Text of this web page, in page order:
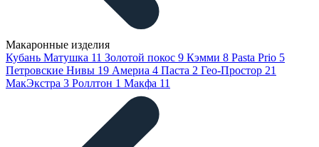
Макаронные изделия
Кубань Матушка 11 Золотой покос 9 Кэмми 8 Pasta Prio 5
Петровские Нивы 19 Америа 4 Паста 2 Гео-Простор 21
МакЭкстра 3 Роллтон 1 Макфа 11